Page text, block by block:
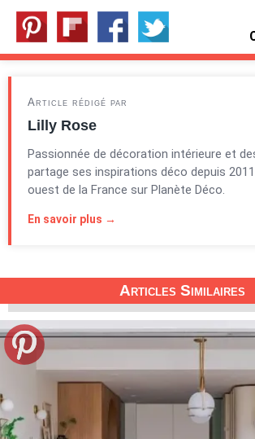
Article rédigé par
Lilly Rose
Passionnée de décoration intérieure et
partage ses inspirations déco depuis
ouest de la France sur Planète Déco.
En savoir plus →
Articles Similaires